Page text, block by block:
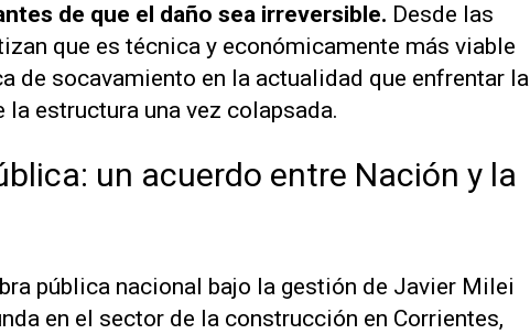
de que el daño sea irreversible. Desde las
que es técnica y económicamente más viable
de socavamiento en la actualidad que enfrentar la
estructura una vez colapsada.
un acuerdo entre Nación y la
pública nacional bajo la gestión de Javier Milei
en el sector de la construcción en Corrientes,